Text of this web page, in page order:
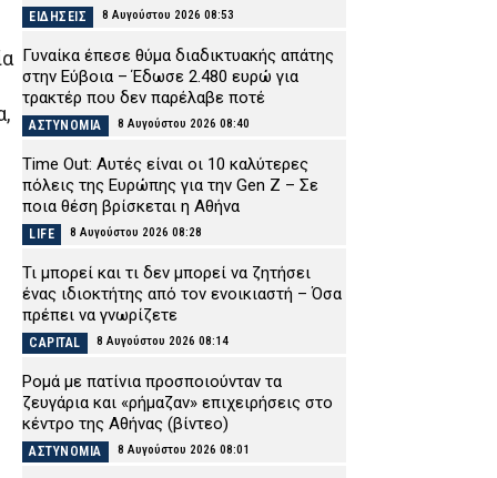
ΕΙΔΗΣΕΙΣ 8 Αυγούστου 2026 08:53
Γυναίκα έπεσε θύμα διαδικτυακής απάτης
στην Εύβοια – Έδωσε 2.480 ευρώ για
τρακτέρ που δεν παρέλαβε ποτέ
ΑΣΤΥΝΟΜΙΑ 8 Αυγούστου 2026 08:40
Time Out: Αυτές είναι οι 10 καλύτερες
πόλεις της Ευρώπης για την Gen Z – Σε
ποια θέση βρίσκεται η Αθήνα
LIFE 8 Αυγούστου 2026 08:28
Τι μπορεί και τι δεν μπορεί να ζητήσει
ένας ιδιοκτήτης από τον ενοικιαστή – Όσα
πρέπει να γνωρίζετε
CAPITAL 8 Αυγούστου 2026 08:14
Ρομά με πατίνια προσποιούνταν τα
ζευγάρια και «ρήμαζαν» επιχειρήσεις στο
κέντρο της Αθήνας (βίντεο)
ΑΣΤΥΝΟΜΙΑ 8 Αυγούστου 2026 08:01